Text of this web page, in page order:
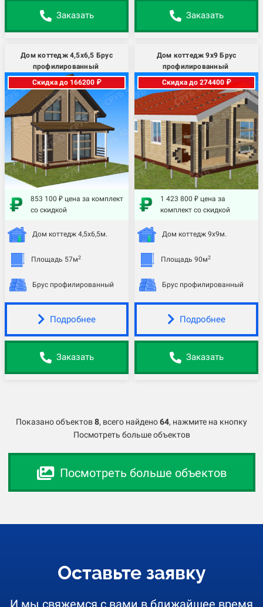
Заказать Заказать
Дом коттедж 4,5х6,5 Брус
профилированный
Скидка до 166200 ₽
853 100 ₽ цена за комплект
со скидкой
Дом коттедж 4,5х6,5м.
Площадь 57м2
Брус профилированный
Подробнее
Заказать
Дом коттедж 9х9 Брус
профилированный
Скидка до 274400 ₽
1 423 800 ₽ цена за
комплект со скидкой
Дом коттедж 9х9м.
Площадь 90м2
Брус профилированный
Подробнее
Заказать
Показано объектов8, всего найдено64, нажмите на кнопку
Посмотреть больше объектов
Посмотреть больше объектов
Оставьте заявку
И мы свяжемся с вами в ближайшее время